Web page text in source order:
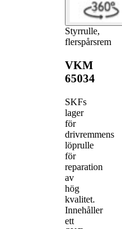
Styrrulle,
flerspårsrem
VKM
65034
SKFs
lager
för
drivremmens
löprulle
för
reparation
av
hög
kvalitet.
Innehåller
ett